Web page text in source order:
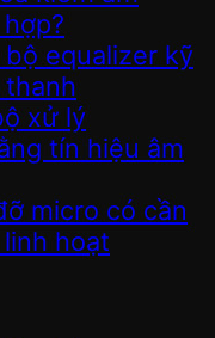
equalizer kỹ
xử lý
tín hiệu âm
micro có cần
hoạt